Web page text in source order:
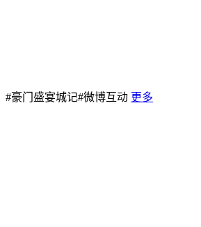
#豪门盛宴城记#微博互动 更多